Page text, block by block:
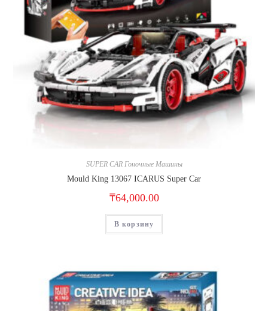
SUPER CAR Гоночные Машины
Mould King 13067 ICARUS Super Car
₸64,000.00
В корзину